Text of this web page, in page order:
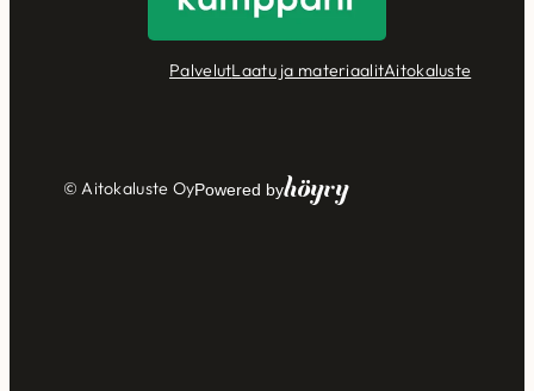
PalvelutLaatu ja materiaalitAitokaluste
© Aitokaluste OyPowered byHöyry